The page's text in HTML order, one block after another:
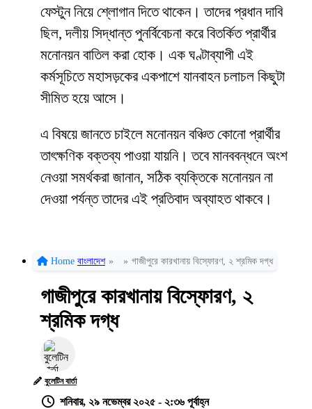
ফেস্টুন নিয়ে শ্লোগান দিতে থাকেন। তাদের প্রধান দাবি
ছিল, দলীয় সিদ্ধান্ত পুনর্বিবেচনা করে বিতর্কিত প্রার্থীর
মনোনয়ন বাতিল করা হোক। এক ঘণ্টাব্যাপী এই
কর্মসূচিতে মহাসড়কের একপাশে যানবাহন চলাচল কিছুটা
সীমিত হয়ে আসে।
এ বিষয়ে জানতে চাইলে মনোনয়ন বঞ্চিত কোনো প্রার্থীর
তাৎক্ষণিক বক্তব্য পাওয়া যায়নি। তবে মানববন্ধনে অংশ
নেওয়া সমর্থকরা জানান, সঠিক ব্যক্তিকে মনোনয়ন না
দেওয়া পর্যন্ত তাদের এই প্রতিবাদ অব্যাহত থাকবে।
Home বাংলাদেশ » » গাজীপুরে কারখানায় বিস্ফোরণ, ২ শ্রমিক দগ্ধ
গাজীপুরে কারখানায় বিস্ফোরণ, ২
শ্রমিক দগ্ধ
বুলেটিন বার্তা
শনিবার, ২৯ নভেম্বর ২০২৫ - ২:৩৬ পূর্বাহ্ন